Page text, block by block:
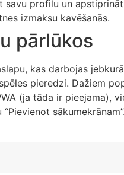
profilu un
izmaksu kavēšanās.
pārlūkos
kas darbojas
pieredzi. Dažiem
(ja tāda ir pieejama),